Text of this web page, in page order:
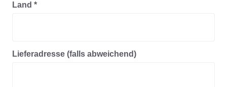
Land *
Lieferadresse (falls abweichend)